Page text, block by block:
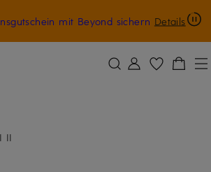
ZUM SUCHFELD ÜBERSPRINGEN
mit Beyond sichern Details
II